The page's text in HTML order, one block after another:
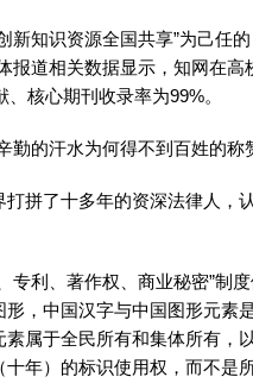
新知识资源全国共享”为己任
报道相关数据显示，知网在
核心期刊收录率为99%。
勤的汗水为何得不到百姓的
拼了十多年的资深法律人，
专利、著作权、商业秘密”制
，中国汉字与中国图形元素
属于全民所有和集体所有，
年）的标识使用权，而不是